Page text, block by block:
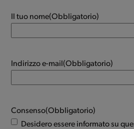
Il tuo nome(Obbligatorio)
Indirizzo e-mail (Obbligatorio)
Consenso(Obbligatorio)
Desidero essere informato su